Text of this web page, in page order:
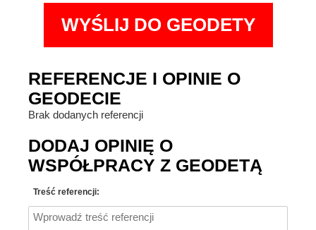
REFERENCJE I OPINIE O
GEODECIE
Brak dodanych referencji
DODAJ OPINIĘ O
WSPÓŁPRACY Z GEODETĄ
Treść referencji: